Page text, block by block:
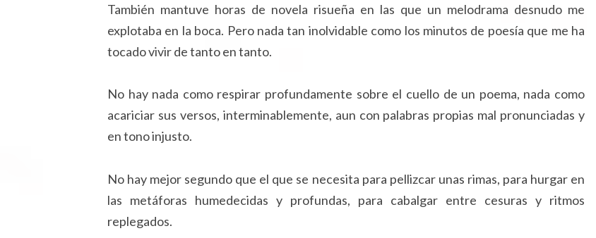
También mantuve horas de novela risueña en las que un melodrama desnudo me
explotaba en la boca. Pero nada tan inolvidable como los minutos de poesía que me ha
tocado vivir de tanto en tanto.
No hay nada como respirar profundamente sobre el cuello de un poema, nada como
acariciar sus versos, interminablemente, aun con palabras propias mal pronunciadas y
en tono injusto.
No hay mejor segundo que el que se necesita para pellizcar unas rimas, para hurgar en
las metáforas humedecidas y profundas, para cabalgar entre cesuras y ritmos
replegados.